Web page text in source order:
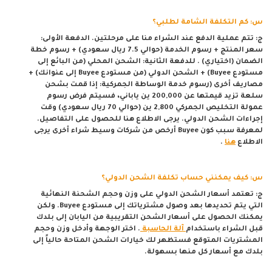
س: كم التكلفة الشامة لطلبي؟
ج: تتم عملية الدفع عند الشراء منا على مرحلتين. الدفعة الأولى:
سعر المنتج + رسوم الخدمة (حوالي 7.5 ريال سعودي) + رسوم خطة
الضمان (اختياري) . للدفعة الثانية: الشحن المحلي (من البائع إلى
مستودع Buyee) + الشحن الدولي (من مستودع Buyee إلى عنوانك) +
مصاريف أخرى (رسوم خدمة الوساطة الجمركية: إذا قمت بشحن
سلعة تزيد قيمتها عن 200,000 ين ياباني، فسيتم فرض رسوم
عمولة التخليص الجمركي 2,800 ين (حوالي 70 ريال سعودي) وقت
إجراءات الشحن الدولي. يرجى الاطلاع هنا للحصول على التفاصيل.
لمعرفة سبب كون Buyee أرخص من شركات وسيط شراء أخرى يرجى
الاطلاع هنا .
س: كيف يمكنني حساب تكلفة الشحن الدولي؟
ج: تعتمد أسعار الشحن الدولي على وزن وحجم الشحنة النهائية
التي يتم تحديدها بعد وصول مشترياتك إلى مستودع Buyee. ولكن
يمكنك الحصول على أسعار الشحن التقريبية من اليابان إلى بلدك
قبل الشراء باستخدام آلة الحاسبة . اختر الوجهة وأدخل وزن وحجم
المشتريات المتوقع فستظهر لك خيارات الشحن المتاحة حالياً إلى
بلدك مع أسعار كل منها بسهولة.